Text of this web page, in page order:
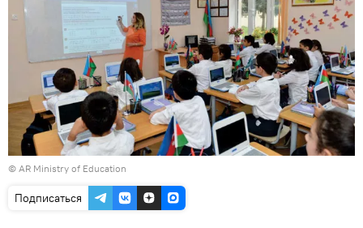
© AR Ministry of Education
Подписаться